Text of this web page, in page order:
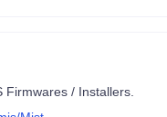
/ Installers.